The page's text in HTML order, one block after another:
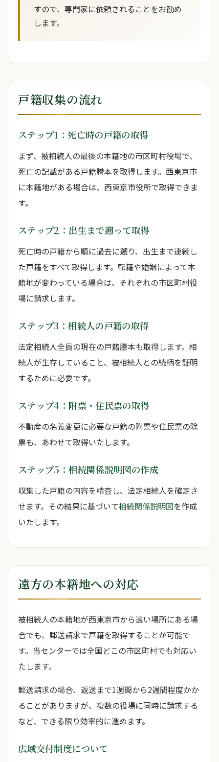
すので、専門家に依頼されることをお勧め
します。
戸籍収集の流れ
ステップ1：死亡時の戸籍の取得
まず、被相続人の最後の本籍地の市区町村役場で、
死亡の記載がある戸籍謄本を取得します。西東京市
に本籍地がある場合は、西東京市役所で取得できま
す。
ステップ2：出生まで遡って取得
死亡時の戸籍から順に過去に遡り、出生まで連続し
た戸籍をすべて取得します。転籍や婚姻によって本
籍地が変わっている場合は、それぞれの市区町村役
場に請求します。
ステップ3：相続人の戸籍の取得
法定相続人全員の現在の戸籍謄本も取得します。相
続人が生存していること、被相続人との続柄を証明
するために必要です。
ステップ4：附票・住民票の取得
不動産の名義変更に必要な戸籍の附票や住民票の除
票も、あわせて取得いたします。
ステップ5：相続関係説明図の作成
収集した戸籍の内容を精査し、法定相続人を確定さ
せます。その結果に基づいて相続関係説明図を作成
いたします。
遠方の本籍地への対応
被相続人の本籍地が西東京市から遠い場所にある場
合でも、郵送請求で戸籍を取得することが可能で
す。当センターでは全国どこの市区町村でも対応い
たします。
郵送請求の場合、返送まで1週間から2週間程度かか
ることがありますが、複数の役場に同時に請求する
など、できる限り効率的に進めます。
広域交付制度について